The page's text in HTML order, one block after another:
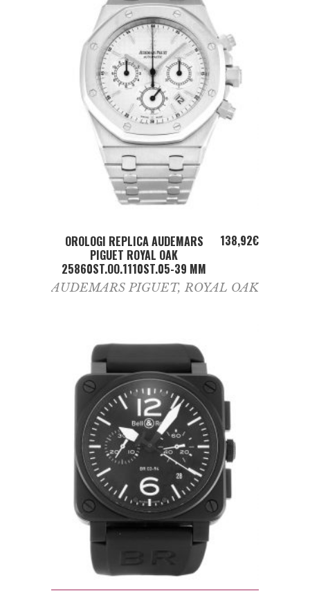
ADD TO CART
OROLOGI REPLICA AUDEMARS
PIGUET ROYAL OAK
25860ST.OO.1110ST.05-39 MM
138,92€
AUDEMARS PIGUET, ROYAL OAK